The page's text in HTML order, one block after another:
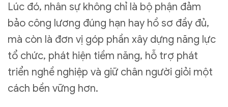
Lúc đó, nhân sự không chỉ là bộ phận đảm
bảo công lương đúng hạn hay hồ sơ đầy đủ,
mà còn là đơn vị góp phần xây dựng năng lực
tổ chức, phát hiện tiềm năng, hỗ trợ phát
triển nghề nghiệp và giữ chân người giỏi một
cách bền vững hơn.